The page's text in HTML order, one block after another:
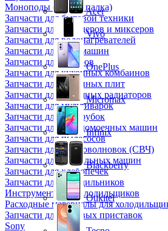
Моноподы (Селфи палка)
Запчасти для бытовой техники
Запчасти для блендеров и миксеров
Запчасти для водонагревателей
Запчасти для кофемашин
Запчасти для кулеров
Запчасти для кухонных комбаинов
Запчасти для кухонных плит
Запчасти для масляных радиаторов
Запчасти для мультиварок
Запчасти для мясорубок
Запчасти для посудомоечных машин
Запчасти для пылесосов
Запчасти для микроволновок (СВЧ)
Запчасти для стиральных машин
Запчасти для хлебопечек
Запчасти для холодильников
Инструмент для холодильщиков
Расходные материалы для
Запчасти для игровых приставок
Sony
Acer
Vivo
OnePlus
Micromax
Infinix
Blackberry
Oukitel